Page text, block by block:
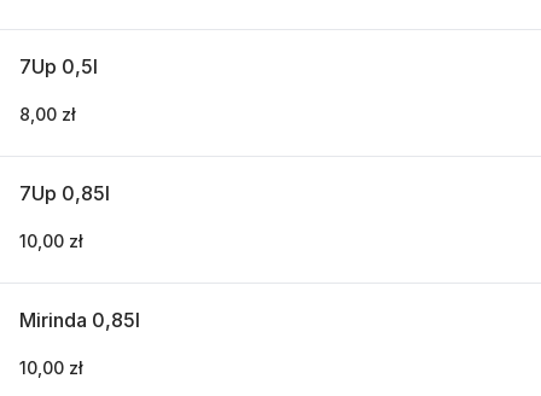
7Up 0,5l
8,00 zł
7Up 0,85l
10,00 zł
Mirinda 0,85l
10,00 zł